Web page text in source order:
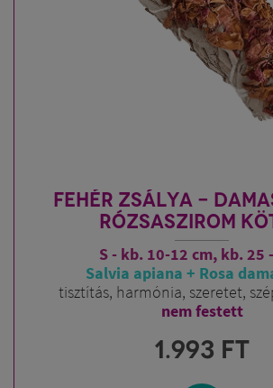
FEHÉR ZSÁLYA -
RÓZSASZIROM
S - kb. 10-12 cm, kb. 25
Salvia apiana + Rosa
tisztítás, harmónia, szeretet,
nem festett
1.993 FT